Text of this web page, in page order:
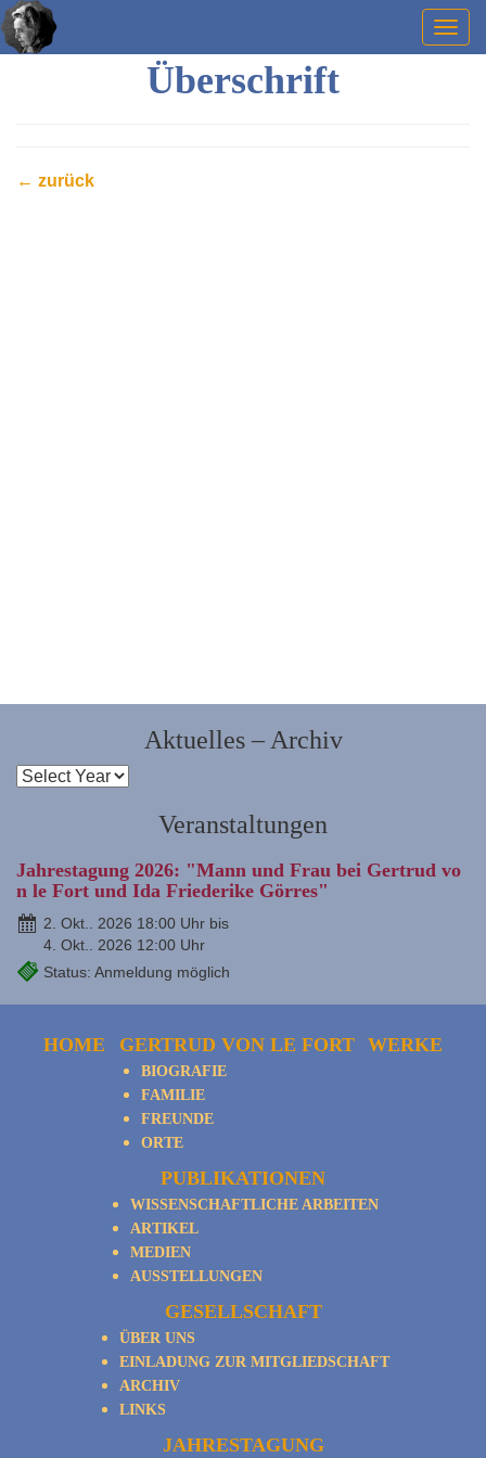
Überschrift
← zurück
Aktuelles – Archiv
Veranstaltungen
Jahrestagung 2026: "Mann und Frau bei Gertrud vo
n le Fort und Ida Friederike Görres"
2. Okt.. 2026 18:00 Uhr bis
4. Okt.. 2026 12:00 Uhr
Status: Anmeldung möglich
HOME GERTRUD VON LE FORT
BIOGRAFIE
FAMILIE
FREUNDE
ORTE
WERKE
PUBLIKATIONEN
WISSENSCHAFTLICHE ARBEITEN
ARTIKEL
MEDIEN
AUSSTELLUNGEN
GESELLSCHAFT
ÜBER UNS
EINLADUNG ZUR MITGLIEDSCHAFT
ARCHIV
LINKS
JAHRESTAGUNG